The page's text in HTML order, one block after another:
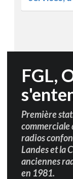
FGL,
Première
commerciale
radios
Landes et la
anciennes
en 1981.